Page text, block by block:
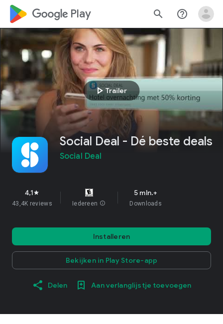
google_logo Play search help_outline
play_arrowTrailer
Social Deal - Dé beste deals
Social Deal
4,1star
43,4K reviews Iedereen info
5 mln.+
Downloads
Installeren
Bekijken in Play Store-app
Delen Aan verlanglijstje toevoegen